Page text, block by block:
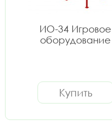
ИО-34 Игровое
оборудование
Купить